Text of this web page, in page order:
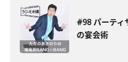
#98 パーティ
の宴会術